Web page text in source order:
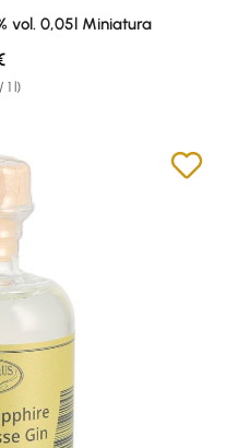
vol. 0,05l Miniatura
l)
price: